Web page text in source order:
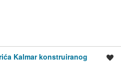
Kalmar konstruiranog